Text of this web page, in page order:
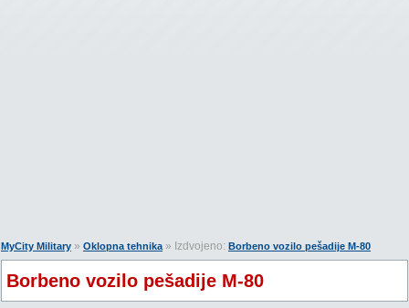
MyCity Military » Oklopna tehnika» Izdvojeno: Borbeno vozilo pešadije M-80
Borbeno vozilo pešadije M-80